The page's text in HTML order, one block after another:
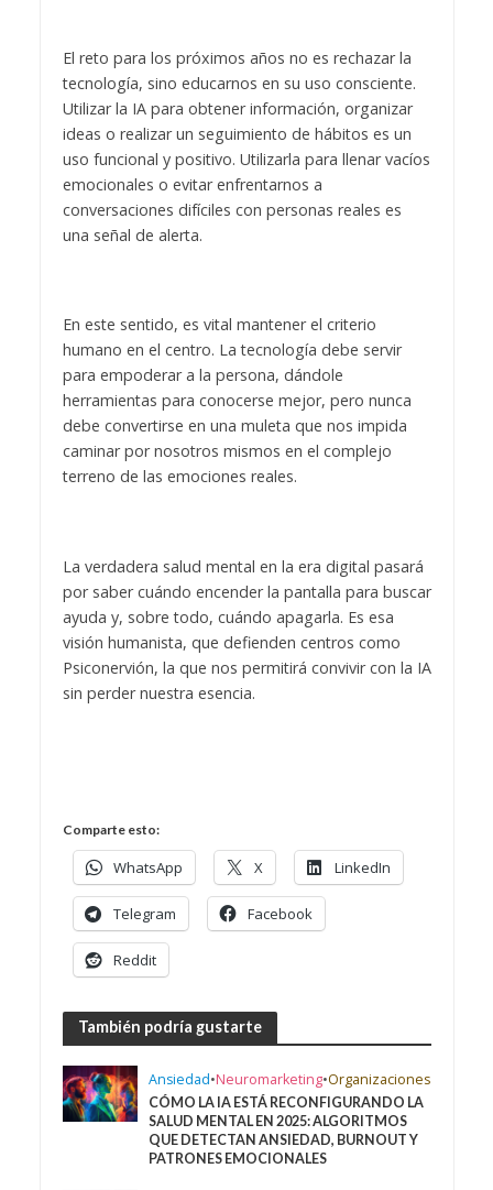
El reto para los próximos años no es rechazar la
tecnología, sino educarnos en su uso consciente.
Utilizar la IA para obtener información, organizar
ideas o realizar un seguimiento de hábitos es un
uso funcional y positivo. Utilizarla para llenar vacíos
emocionales o evitar enfrentarnos a
conversaciones difíciles con personas reales es
una señal de alerta.
En este sentido, es vital mantener el criterio
humano en el centro. La tecnología debe servir
para empoderar a la persona, dándole
herramientas para conocerse mejor, pero nunca
debe convertirse en una muleta que nos impida
caminar por nosotros mismos en el complejo
terreno de las emociones reales.
La verdadera salud mental en la era digital pasará
por saber cuándo encender la pantalla para buscar
ayuda y, sobre todo, cuándo apagarla. Es esa
visión humanista, que defienden centros como
Psiconervión, la que nos permitirá convivir con la IA
sin perder nuestra esencia.
Comparte esto:
WhatsApp X LinkedIn
Telegram Facebook
Reddit
También podría gustarte
Ansiedad•Neuromarketing•Organizaciones
CÓMO LA IA ESTÁ RECONFIGURANDO LA
SALUD MENTAL EN 2025: ALGORITMOS
QUE DETECTAN ANSIEDAD, BURNOUT Y
PATRONES EMOCIONALES